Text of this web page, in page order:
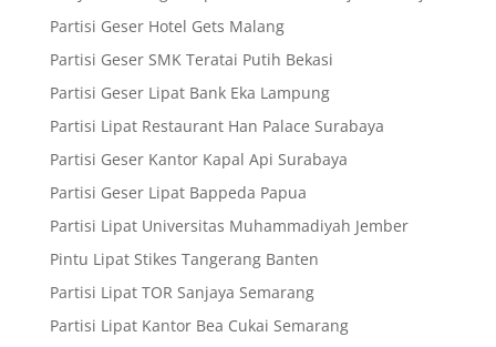
Partisi Geser Hotel Gets Malang
Partisi Geser SMK Teratai Putih Bekasi
Partisi Geser Lipat Bank Eka Lampung
Partisi Lipat Restaurant Han Palace Surabaya
Partisi Geser Kantor Kapal Api Surabaya
Partisi Geser Lipat Bappeda Papua
Partisi Lipat Universitas Muhammadiyah Jember
Pintu Lipat Stikes Tangerang Banten
Partisi Lipat TOR Sanjaya Semarang
Partisi Lipat Kantor Bea Cukai Semarang